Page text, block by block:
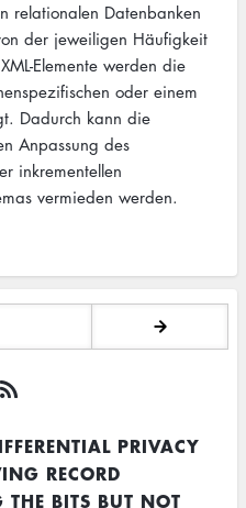
relationalen Datenbanken
der jeweiligen Häufigkeit
Elemente werden die
oder einem
Dadurch kann die
Anpassung des
inkrementellen
vermieden werden.
PRIVACY
RECORD
THE BITS BUT NOT